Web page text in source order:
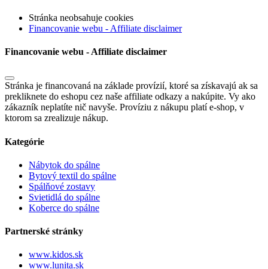
Stránka neobsahuje cookies
Financovanie webu - Affiliate disclaimer
Financovanie webu - Affiliate disclaimer
Stránka je financovaná na základe provízií, ktoré sa získavajú ak sa
prekliknete do eshopu cez naše affiliate odkazy a nakúpite. Vy ako
zákazník neplatíte nič navyše. Províziu z nákupu platí e-shop, v
ktorom sa zrealizuje nákup.
Kategórie
Nábytok do spálne
Bytový textil do spálne
Spálňové zostavy
Svietidlá do spálne
Koberce do spálne
Partnerské stránky
www.kidos.sk
www.lunita.sk